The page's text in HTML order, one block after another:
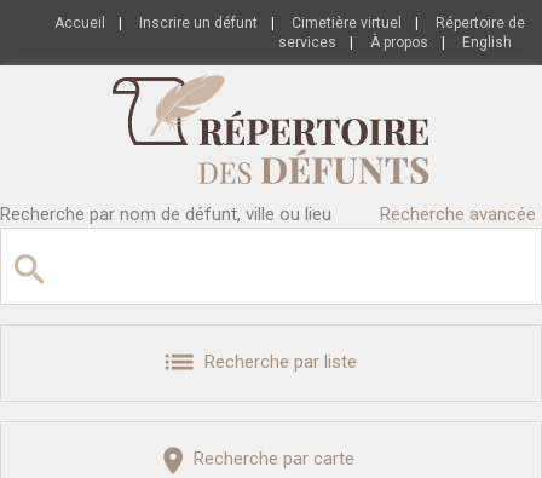
Accueil Inscrire un défunt Cimetière virtuel
Répertoire de
services
À propos English
Recherche par nom de défunt, ville ou lieu Recherche avancée
Recherche par liste
Recherche par carte